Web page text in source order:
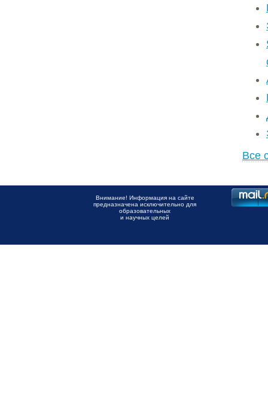
Все
Внимание! Информация на сайте
предназначена исключительно для
образовательных
и научных целей